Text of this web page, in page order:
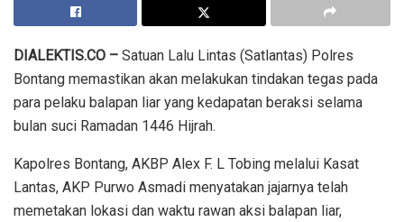
DIALEKTIS.CO – Satuan Lalu Lintas (Satlantas) Polres
Bontang memastikan akan melakukan tindakan tegas pada
para pelaku balapan liar yang kedapatan beraksi selama
bulan suci Ramadan 1446 Hijrah.
Kapolres Bontang, AKBP Alex F. L Tobing melalui Kasat
Lantas, AKP Purwo Asmadi menyatakan jajarnya telah
memetakan lokasi dan waktu rawan aksi balapan liar,